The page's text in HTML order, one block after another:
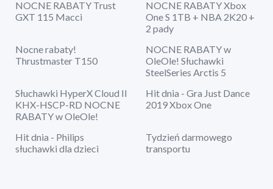
NOCNE RABATY Trust
GXT 115 Macci
NOCNE RABATY Xbox
One S 1TB + NBA 2K20 +
2 pady
Nocne rabaty!
Thrustmaster T150
NOCNE RABATY w
OleOle! Słuchawki
SteelSeries Arctis 5
Słuchawki HyperX Cloud II
KHX-HSCP-RD NOCNE
RABATY w OleOle!
Hit dnia - Gra Just Dance
2019 Xbox One
Hit dnia - Philips
słuchawki dla dzieci
Tydzień darmowego
transportu